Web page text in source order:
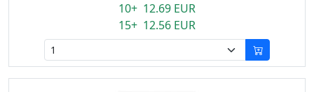
10+ 12.69 EUR
15+ 12.56 EUR